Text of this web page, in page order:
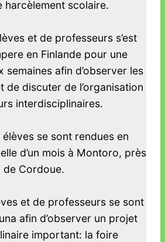
harcèlement scolaire.
et de professeurs s’est
en Finlande pour une
semaines afin d’observer les
de discuter de l’organisation
interdisciplinaires.
se sont rendues en
d’un mois à Montoro, près
de Cordoue.
et de professeurs se sont
afin d’observer un projet
important: la foire